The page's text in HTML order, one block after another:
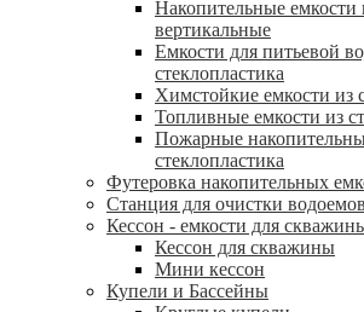
Накопительные емкости
вертикальные
Емкости для питьевой
стеклопластика
Химстойкие емкости из
Топливные емкости из
Пожарные
стеклопластика
Футеровка накопительных
Станция для очистки
Кессон - емкости для
Кессон для скважины
Мини кессон
Купели и Бассейны